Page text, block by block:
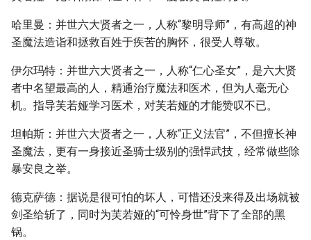
哈里曼：并世六大贤者之一，人称“黎明导师”，有高超的神
圣魔法造诣和拯救百姓于疾苦的胸怀，很受人尊敬。
伊尔玛特：并世六大贤者之一，人称“仁心圣女”，是六大贤
者中名望最高的人，精通治疗魔法和医术，但为人毫无心
机。指导芙若娅学习医术，对芙若娅的才能赞叹不已。
坦帕斯：并世六大贤者之一，人称“正义法官”，不但擅长神
圣魔法，更有一身接近圣骑士级别的强悍武技，经常做些除
暴安良之举。
德克萨德：据说是很可怕的坏人，可惜还没来得及出场就被
剑圣给斩了，同时为芙若娅的“可怜身世”背下了全部的黑
锅。